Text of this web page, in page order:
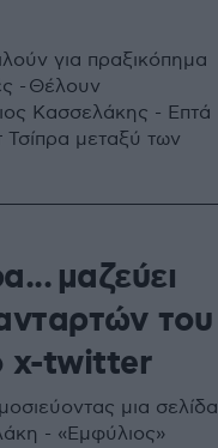
για πραξικόπημα
- Θέλουν
Κασσελάκης - Επτά
Τσίπρα μεταξύ των
μαζεύει
του
x-twitter
μια σελίδα
- «Εμφύλιος»